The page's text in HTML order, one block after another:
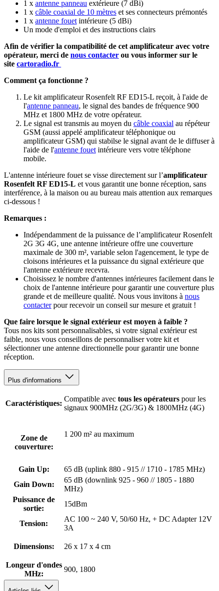
1 x antenne panneau extérieure (7 dBi)
1 x câble coaxial de 10 mètres et ses connecteurs prémontés
1 x antenne fouet intérieure (5 dBi)
Un mode d'emploi et des instructions clairs
Afin de vérifier la compatibilité de cet amplificateur avec votre
opérateur, merci de nous contacter ou vous informer sur le
site cartoradio.fr
Comment ça fonctionne ?
Le kit amplificateur Rosenfelt RF ED15-L reçoit, à l'aide de
l'antenne panneau, le signal des bandes de fréquence 900
MHz et 1800 MHz de votre opérateur.
Le signal est transmis au moyen du câble coaxial au répéteur
GSM (aussi appelé amplificateur téléphonique ou
amplificateur GSM) qui stabilse le signal avant de le diffuser à
l'aide de l'antenne fouet intérieure vers votre téléphone
mobile.
L'antenne intérieure fouet se visse directement sur l’amplificateur
Rosenfelt RF ED15-L et vous garantit une bonne réception, sans
interférence, à la maison ou au bureau mais attention aux remarques
ci-dessous !
Remarques :
Indépendamment de la puissance de l’amplificateur Rosenfelt
2G 3G 4G, une antenne intérieure offre une couverture
maximale de 300 m², variable selon l'agencement, le type de
cloisons intérieures et la puissance du signal extérieure que
l'antenne extérieure recevra.
Choisissez le nombre d'antennes intérieures facilement dans le
choix de l'antenne intérieure pour garantir une couverture plus
grande et de meilleure qualité. Nous vous invitons à nous
contacterpour recevoir un conseil sur mesure et gratuit !
Que faire lorsque le signal extérieur est moyen à faible ?
Tous nos kits sont personnalisables, si votre signal extérieur est
faible, nous vous conseillons de personnaliser votre kit et
sélectionner une antenne directionnelle pour garantir une bonne
réception.
Plus d'informations
Caractéristiques:
Compatible avec tous les opérateurs pour les
signaux 900MHz (2G/3G) & 1800MHz (4G)
Zone de
couverture:
1 200 m² au maximum
Gain Up:
65 dB (uplink 880 - 915 // 1710 - 1785 MHz)
Gain Down:
65 dB (downlink 925 - 960 // 1805 - 1880
MHz)
Puissance de
sortie:
15dBm
Tension:
AC 100 ~ 240 V, 50/60 Hz, + DC Adapter 12V
3A
Dimensions: 26 x 17 x 4 cm
Longeur d'ondes
MHz:
900, 1800